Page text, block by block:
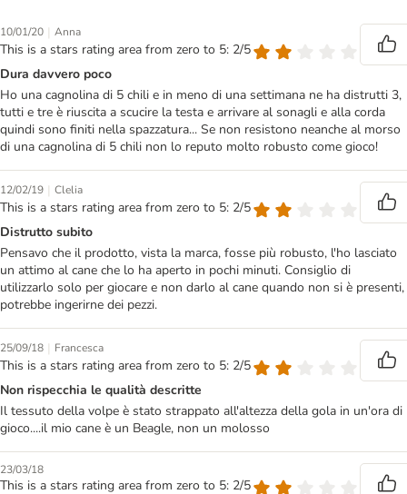
10/01/20 | Anna
This is a stars rating area from zero to 5: 2/5
Dura davvero poco
Ho una cagnolina di 5 chili e in meno di una settimana ne ha distrutti 3,
tutti e tre è riuscita a scucire la testa e arrivare al sonagli e alla corda
quindi sono finiti nella spazzatura... Se non resistono neanche al morso
di una cagnolina di 5 chili non lo reputo molto robusto come gioco!
12/02/19 | Clelia
This is a stars rating area from zero to 5: 2/5
Distrutto subito
Pensavo che il prodotto, vista la marca, fosse più robusto, l'ho lasciato
un attimo al cane che lo ha aperto in pochi minuti. Consiglio di
utilizzarlo solo per giocare e non darlo al cane quando non si è presenti,
potrebbe ingerirne dei pezzi.
25/09/18 | Francesca
This is a stars rating area from zero to 5: 2/5
Non rispecchia le qualità descritte
Il tessuto della volpe è stato strappato all'altezza della gola in un'ora di
gioco....il mio cane è un Beagle, non un molosso
23/03/18
This is a stars rating area from zero to 5: 2/5